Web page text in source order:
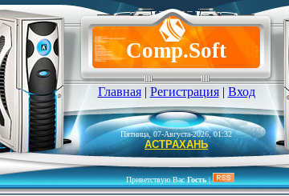
Comp.Soft
Главная| Регистрация| Вход
Пятница, 07-Августа-2026, 01:32
АСТРАХАНЬ
Приветствую Вас Гость|